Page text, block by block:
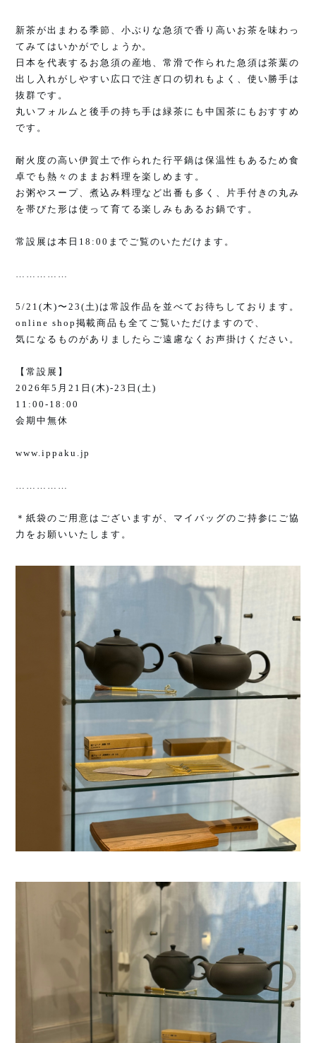
新茶が出まわる季節、小ぶりな急須で香り高いお茶を味わっ
てみてはいかがでしょうか。
日本を代表するお急須の産地、常滑で作られた急須は茶葉の
出し入れがしやすい広口で注ぎ口の切れもよく、使い勝手は
抜群です。
丸いフォルムと後手の持ち手は緑茶にも中国茶にもおすすめ
です。
耐火度の高い伊賀土で作られた行平鍋は保温性もあるため食
卓でも熱々のままお料理を楽しめます。
お粥やスープ、煮込み料理など出番も多く、片手付きの丸み
を帯びた形は使って育てる楽しみもあるお鍋です。
常設展は本日 18:00 までご覧のいただけます。
……………
5/21(木 )〜 23(土) は常設作品を並べてお待ちしております。
online shop 掲載商品も全てご覧いただけますので、
気になるものがありましたらご遠慮なくお声掛けください。
【常設展】
2026年5 月 21 日 (木)-23 日(土)
11:00-18:00
会期中無休
www.ippaku.jp
……………
＊紙袋のご用意はございますが、マイバッグのご持参にご協
力をお願いいたします。